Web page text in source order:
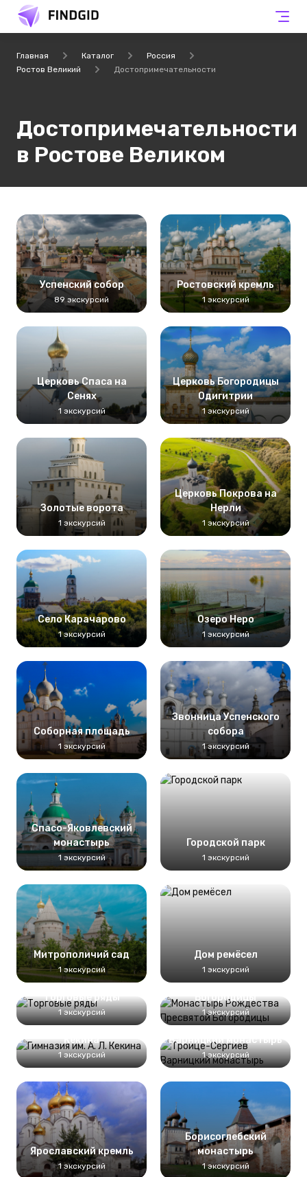
Главная Каталог
Россия
Ростов Великий
Достопримечательности
Достопримечательности
в Ростове Великом
Успенский собор
89 экскурсий
Ростовский кремль
1 экскурсий
Церковь Спаса на
Сенях
1 экскурсий
Церковь Богородицы
Одигитрии
1 экскурсий
Золотые ворота
1 экскурсий
Церковь Покрова на
Нерли
1 экскурсий
Село Карачарово
1 экскурсий
Озеро Неро
1 экскурсий
Соборная площадь
1 экскурсий
Звонница Успенского
собора
1 экскурсий
Спасо-Яковлевский
монастырь
1 экскурсий
Городской парк
1 экскурсий
Митрополичий сад
1 экскурсий
Дом ремёсел
1 экскурсий
Торговые ряды
1 экскурсий
Монастырь
Рождества Пресвятой
Богородицы
1 экскурсий
Гимназия им. А. Л.
Кекина
1 экскурсий
Троице-Сергиев
Варницкий монастырь
1 экскурсий
Ярославский кремль
1 экскурсий
Борисоглебский
монастырь
1 экскурсий